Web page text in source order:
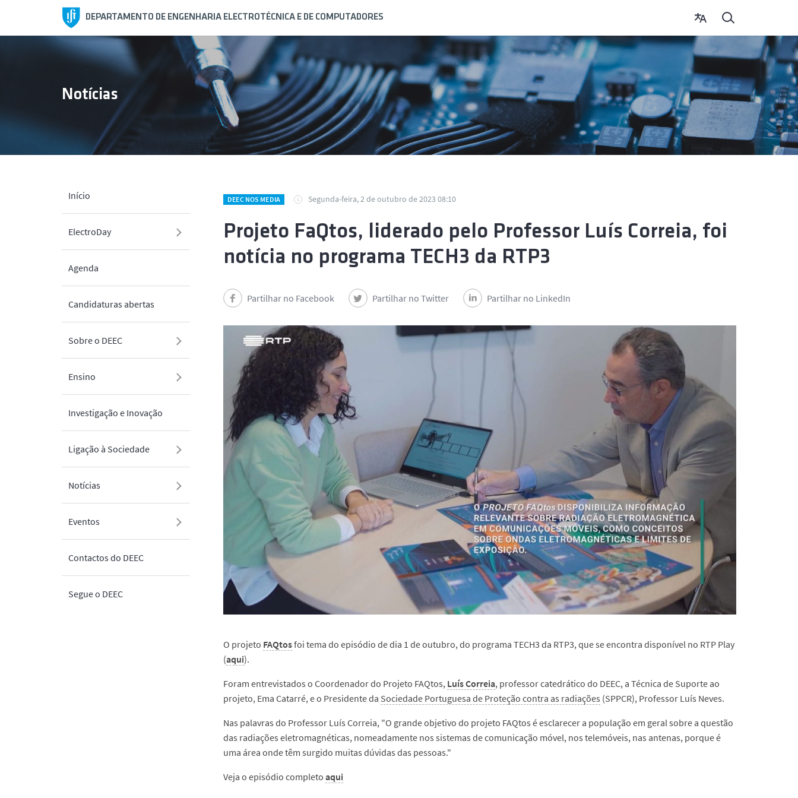
DEPARTAMENTO DE ENGENHARIA ELECTROTÉCNICA E DE COMPUTADORES
Início
ElectroDay
Agenda
Candidaturas abertas
Sobre o DEEC
Ensino
Investigação e Inovação
Ligação à Sociedade
Notícias
Eventos
Contactos do DEEC
Segue o DEEC
Notícias
DEEC NOS MEDIA Segunda-feira, 2 de outubro de 2023 08:10
Projeto FaQtos, liderado pelo Professor Luís Correia, foi
notícia no programa TECH3 da RTP3
Partilhar no Facebook Partilhar no Twitter Partilhar no LinkedIn
O projeto FAQtosfoi tema do episódio de dia 1 de outubro, do programa TECH3 da RTP3, que se encontra disponível no RTP Play
(aqui).
Foram entrevistados o Coordenador do Projeto FAQtos, Luís Correia, professor catedrático do DEEC, a Técnica de Suporte ao
projeto, Ema Catarré, e o Presidente da Sociedade Portuguesa de Proteção contra as radiações (SPPCR), Professor Luís Neves.
Nas palavras do Professor Luís Correia, "O grande objetivo do projeto FAQtos é esclarecer a população em geral sobre a questão
das radiações eletromagnéticas, nomeadamente nos sistemas de comunicação móvel, nos telemóveis, nas antenas, porque é
uma área onde têm surgido muitas dúvidas das pessoas."
Veja o episódio completo aqui